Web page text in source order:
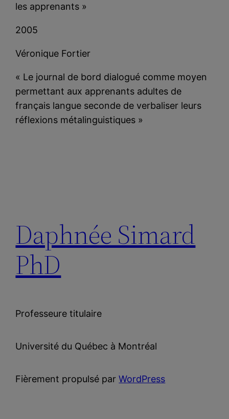
les apprenants »
2005
Véronique Fortier
« Le journal de bord dialogué comme moyen
permettant aux apprenants adultes de
français langue seconde de verbaliser leurs
réflexions métalinguistiques »
Daphnée Simard
PhD
Professeure titulaire
Université du Québec à Montréal
Fièrement propulsé parWordPress